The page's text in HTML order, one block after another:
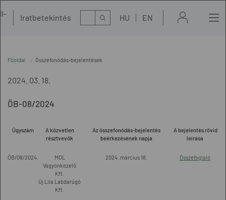
Iratbetekintés Kereső HU EN
Főoldal Összefonódás-bejelentések
2024. 03. 18.
ÖB-08/2024
Ügyszám
A közvetlen
résztvevők
Az összefonódás-bejelentés
beérkezésének napja
A bejelentés rövid
leírása
ÖB/08/2024.
MOL
Vagyonkezelő
Kft.
Új Lila Labdarúgó
Kft.
2024. március 18. Összefoglaló